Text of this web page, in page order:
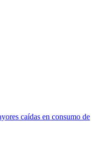
caídas en consumo de